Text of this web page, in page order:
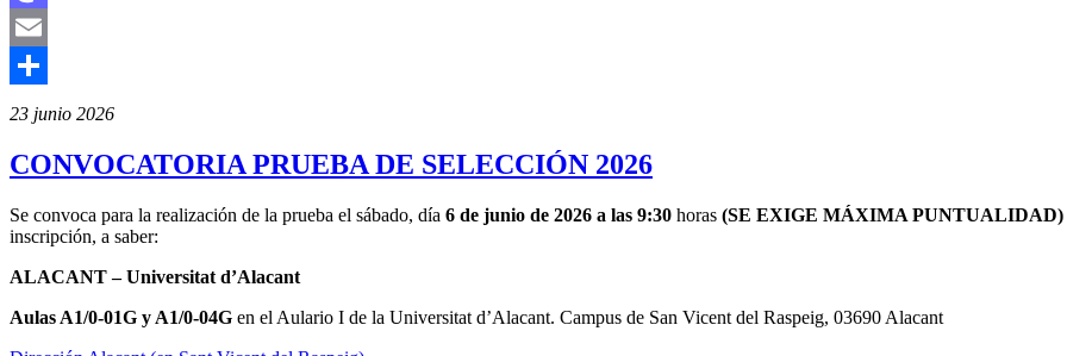
Mastodon
Email
Compartir
23 junio 2026
CONVOCATORIA PRUEBA DE SELECCIÓN 2026
Se convoca para la realización de la prueba el sábado, día 6 de junio de 2026 a las 9:30 horas (SE EXIGE MÁXIMA PUNTUALIDAD)
inscripción, a saber:
ALACANT – Universitat d’Alacant
Aulas A1/0-01G y A1/0-04G en el Aulario I de la Universitat d’Alacant. Campus de San Vicent del Raspeig, 03690 Alacant